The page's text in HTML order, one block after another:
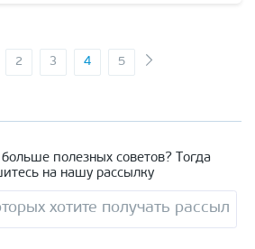
2 3 4 5
полезных советов? Тогда
на нашу рассылку